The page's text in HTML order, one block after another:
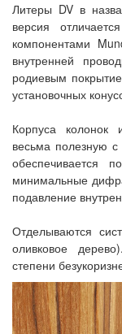
Литеры DV в
версия
компонентами
внутренней
родиевым
установочных
Корпуса
весьма полезную с
обеспечивается
минимальные
подавление
Отделываются
оливковое
степени